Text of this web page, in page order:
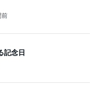
前
記念日